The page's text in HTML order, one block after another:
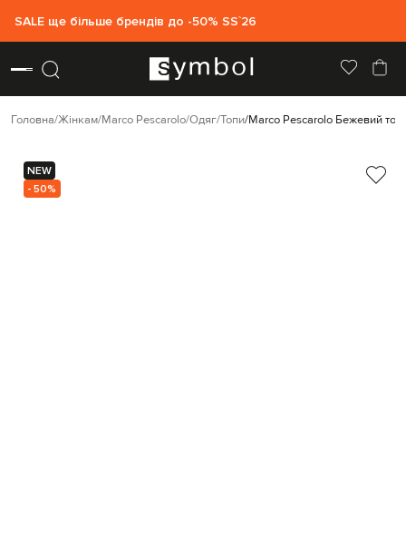
SALE ще більше брендів до -50% SS`26
Головна Жінкам Marco Pescarolo Одяг Топи Marco Pescarolo Бежевий
NEW
- 50%